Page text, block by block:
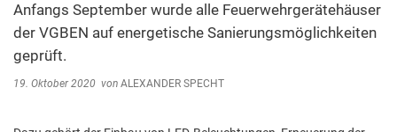
Anfangs September wurde alle Feuerwehrgerätehäuser
der VGBEN auf energetische Sanierungsmöglichkeiten
geprüft.
19. Oktober 2020 von ALEXANDER SPECHT